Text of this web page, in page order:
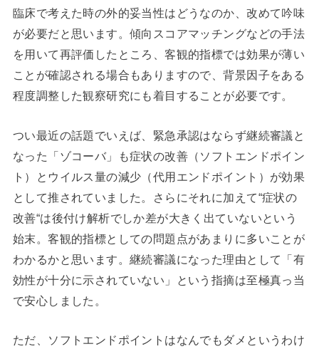
臨床で考えた時の外的妥当性はどうなのか、改めて吟味
が必要だと思います。傾向スコアマッチングなどの手法
を用いて再評価したところ、客観的指標では効果が薄い
ことが確認される場合もありますので、背景因子をある
程度調整した観察研究にも着目することが必要です。
つい最近の話題でいえば、緊急承認はならず継続審議と
なった「ゾコーバ」も症状の改善（ソフトエンドポイン
ト）とウイルス量の減少（代用エンドポイント）が効果
として推されていました。さらにそれに加えて“症状の
改善“は後付け解析でしか差が大きく出ていないという
始末。客観的指標としての問題点があまりに多いことが
わかるかと思います。継続審議になった理由として「有
効性が十分に示されていない」という指摘は至極真っ当
で安心しました。
ただ、ソフトエンドポイントはなんでもダメというわけ